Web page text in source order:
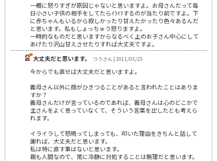
一概に怒りすぎが原因じゃないと思いますよ。お母さんだって毎
日小さい子供の相手をしてたらｲﾗｲﾗするのが当たり前ですよ。下
に赤ちゃんもいるから寂しかったり甘えたかったり色々あるんだ
と思います。私もしょっちゅう怒りますよ。
一時的なものだと思いますからなるべく上のお子さん中心にして
あげたり沢山甘えさせたりすれば大丈夫ですよ。
大丈夫だと思います。
つうさん | 2011/05/25
今からでも直せば大丈夫だと思いますよ。
義母さん以外に顔がひきつることがあると言われたことはありま
すか？
義母さんだけが言っているのであれば、義母さんは心のどこかで
主さんをよく思っていなくて、そういう言葉を出したとも考えら
れます。
イライラして怒鳴ってしまっても、叩いた理由をきちんと話して
謝れば、大丈夫だと思います。
私は特に直す事はないと思います。
親も人間なので、常に冷静に対処することは無理だと思います。